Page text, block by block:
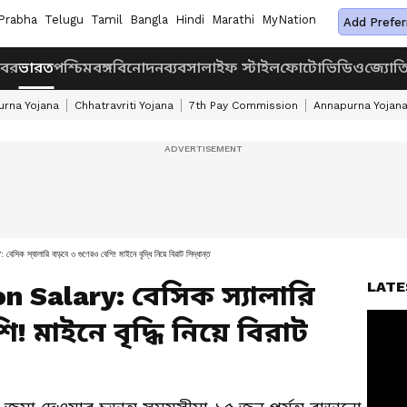
Telugu Tamil Bangla Hindi Marathi MyNation Add
ভারতপশ্চিমবঙ্গবিনোদনব্যবসালাইফ স্টাইলফোটোভিডিও
Yojana Chhatravriti Yojana 7th Pay Commission Annapurna
বাড়বে ৩ গুণেরও বেশি! মাইনে বৃদ্ধি নিয়ে বিরাট সিদ্ধান্ত
Salary: বেসিক স্যালারি
মাইনে বৃদ্ধি নিয়ে বিরাট